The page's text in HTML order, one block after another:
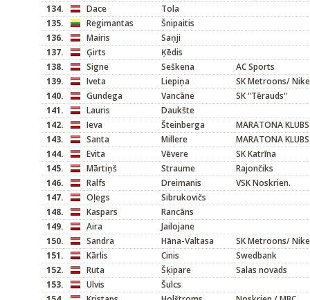
134.
Dace
Tola
135.
Regimantas
Šnipaitis
136.
Mairis
Saņji
137.
Ģirts
Ķēdis
138.
Signe Seškena
AC Sports
139.
Iveta Liepiņa
SK Metroons/
140.
Gundega Vancāne
SK "Tērauds"
141.
Lauris
Daukšte
142.
Ieva Šteinberga
MARATONA KLUBS
143.
Santa Millere
MARATONA KLUBS
144.
Evita Vēvere
SK Katrīna
145.
Mārtiņš Straume
Rajončiks
146.
Ralfs Dreimanis
VSK Noskrien.
147.
Oļegs
Sibrukovičs
148.
Kaspars
Rancāns
149.
Aira
Jailojane
150.
Sandra Hāna-Valtasa
SK Metroons/
151.
Kārlis Cinis
Swedbank
152.
Ruta Šķipare
Salas novads
153.
Ulvis
Šulcs